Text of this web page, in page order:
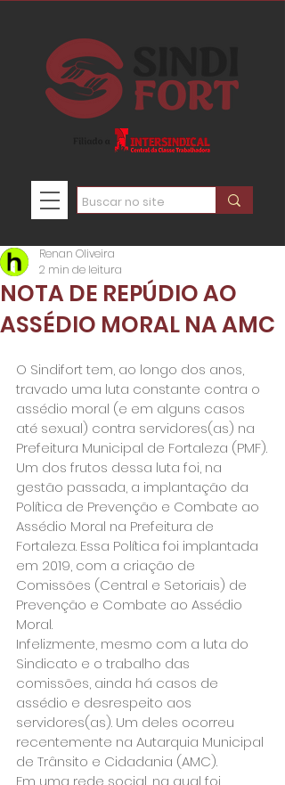
NOTA DE REPÚDIO AO
ASSÉDIO MORAL NA AMC
Renan Oliveira
2 min de leitura
O Sindifort tem, ao longo dos anos,
travado uma luta constante contra o
assédio moral (e em alguns casos
até sexual) contra servidores(as) na
Prefeitura Municipal de Fortaleza (PMF).
Um dos frutos dessa luta foi, na
gestão passada, a implantação da
Política de Prevenção e Combate ao
Assédio Moral na Prefeitura de
Fortaleza. Essa Política foi implantada
em 2019, com a criação de
Comissões (Central e Setoriais) de
Prevenção e Combate ao Assédio
Moral.
Infelizmente, mesmo com a luta do
Sindicato e o trabalho das
comissões, ainda há casos de
assédio e desrespeito aos
servidores(as). Um deles ocorreu
recentemente na Autarquia Municipal
de Trânsito e Cidadania (AMC).
Em uma rede social, na qual foi